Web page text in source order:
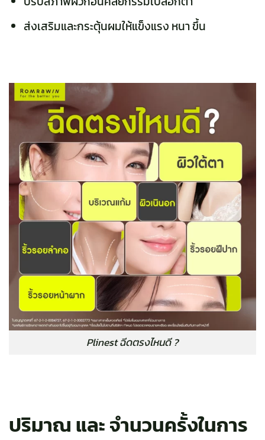
ส่งเสริมและกระตุ้นผมให้แข็งแรง หนา ขึ้น
Plinest ฉีดตรงไหนดี ?
ปริมาณ และ จำนวนครั้งในการ